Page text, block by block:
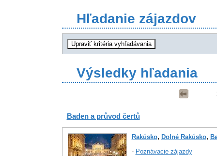
Hľadanie zájazdov
Výsledky hľadania
Baden a průvod čertů
Rakúsko, Dolné Rakúsko,
- Poznávacie zájazdy